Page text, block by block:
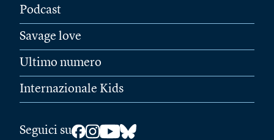
Podcast
Savage love
Ultimo numero
Internazionale Kids
Seguici su